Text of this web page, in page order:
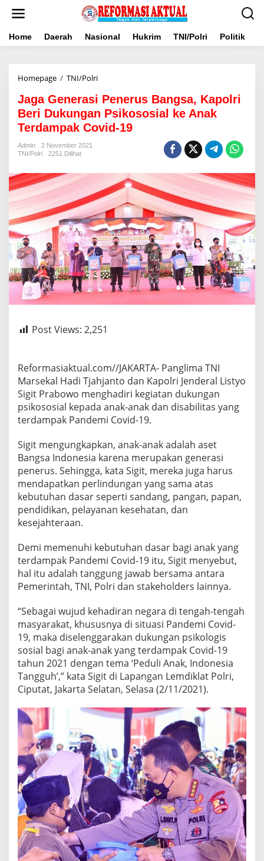
Home Daerah Nasional Hukrim TNI/Polri Politik
Homepage / TNI/PolriJaga
Penerus
Bangsa,
Kapolri
Beri
Anak
Terdampak
Covid-
19
Jaga Generasi Penerus Bangsa, Kapolri
Beri Dukungan Psikososial ke Anak
Terdampak Covid-19
Admin
2 November 2021
TNI/Polri
2251 Dilihat
Post Views: 2,251
Reformasiaktual.com//JAKARTA- Panglima TNI
Marsekal Hadi Tjahjanto dan Kapolri Jenderal Listyo
Sigit Prabowo menghadiri kegiatan dukungan
psikososial kepada anak-anak dan disabilitas yang
terdampak Pandemi Covid-19.
Sigit mengungkapkan, anak-anak adalah aset
Bangsa Indonesia karena merupakan generasi
penerus. Sehingga, kata Sigit, mereka juga harus
mendapatkan perlindungan yang sama atas
kebutuhan dasar seperti sandang, pangan, papan,
pendidikan, pelayanan kesehatan, dan
kesejahteraan.
Demi memenuhi kebutuhan dasar bagi anak yang
terdampak Pandemi Covid-19 itu, Sigit menyebut,
hal itu adalah tanggung jawab bersama antara
Pemerintah, TNI, Polri dan stakeholders lainnya.
“Sebagai wujud kehadiran negara di tengah-tengah
masyarakat, khususnya di situasi Pandemi Covid-
19, maka diselenggarakan dukungan psikologis
sosial bagi anak-anak yang terdampak Covid-19
tahun 2021 dengan tema ‘Peduli Anak, Indonesia
Tangguh’,” kata Sigit di Lapangan Lemdiklat Polri,
Ciputat, Jakarta Selatan, Selasa (2/11/2021).